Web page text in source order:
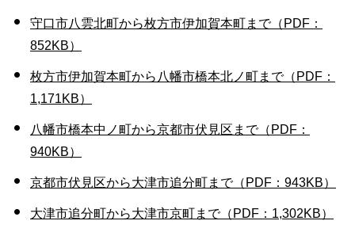
守口市八雲北町から枚方市伊加賀本町まで（PDF：
852KB）
枚方市伊加賀本町から八幡市橋本北ノ町まで（PDF：
1,171KB）
八幡市橋本中ノ町から京都市伏見区まで（PDF：
940KB）
京都市伏見区から大津市追分町まで（PDF：943KB）
大津市追分町から大津市京町まで（PDF：1,302KB）